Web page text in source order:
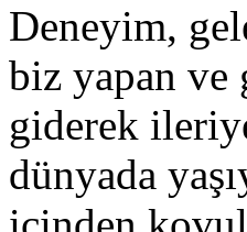
Deneyim,
biz yapan ve
giderek
dünyada